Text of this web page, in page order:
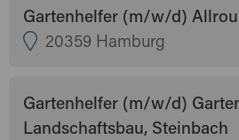
Gartenhelfer (m/w/d)
20359 Hamburg
Gartenhelfer (m/w/d)
Landschaftsbau, Steinbach